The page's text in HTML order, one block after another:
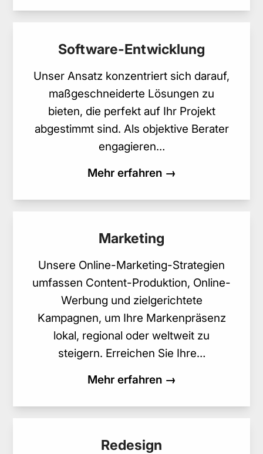
Software-Entwicklung
Unser Ansatz konzentriert sich darauf,
maßgeschneiderte Lösungen zu
bieten, die perfekt auf Ihr Projekt
abgestimmt sind. Als objektive Berater
engagieren…
Mehr erfahren →
Marketing
Unsere Online-Marketing-Strategien
umfassen Content-Produktion, Online-
Werbung und zielgerichtete
Kampagnen, um Ihre Markenpräsenz
lokal, regional oder weltweit zu
steigern. Erreichen Sie Ihre…
Mehr erfahren →
Redesign